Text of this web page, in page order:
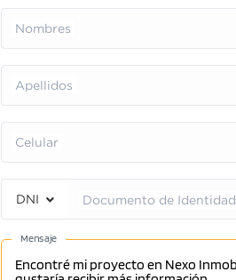
Nombres
Apellidos
Celular
DNI Documento de Identidad
Mensaje